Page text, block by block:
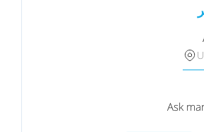
Ask